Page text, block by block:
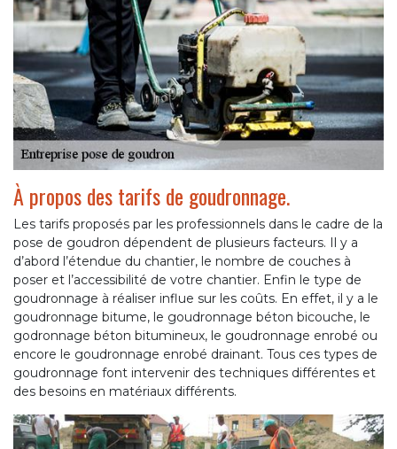
À propos des tarifs de goudronnage.
Les tarifs proposés par les professionnels dans le cadre de la
pose de goudron dépendent de plusieurs facteurs. Il y a
d’abord l’étendue du chantier, le nombre de couches à
poser et l’accessibilité de votre chantier. Enfin le type de
goudronnage à réaliser influe sur les coûts. En effet, il y a le
goudronnage bitume, le goudronnage béton bicouche, le
godronnage béton bitumineux, le goudronnage enrobé ou
encore le goudronnage enrobé drainant. Tous ces types de
goudronnage font intervenir des techniques différentes et
des besoins en matériaux différents.